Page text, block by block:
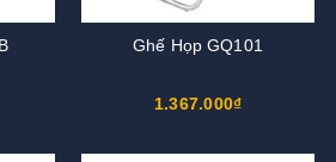
Ghế Họp GQ101
1.367.000₫